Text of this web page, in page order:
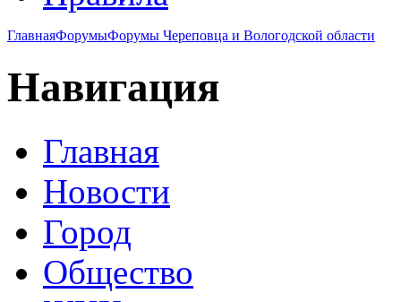
ГлавнаяФорумыФорумы Череповца и Вологодской области
Навигация
Главная
Новости
Город
Общество